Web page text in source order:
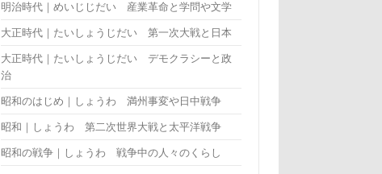
明治時代｜めいじじだい 産業革命と学問や文学
大正時代｜たいしょうじだい 第一次大戦と日本
大正時代｜たいしょうじだい デモクラシーと政
治
昭和のはじめ｜しょうわ 満州事変や日中戦争
昭和｜しょうわ 第二次世界大戦と太平洋戦争
昭和の戦争｜しょうわ 戦争中の人々のくらし